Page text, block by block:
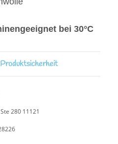
bei 30°C
280 11121